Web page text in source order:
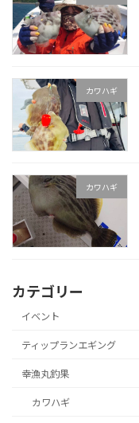
カワハギ
カワハギ
カテゴリー
イベント
ティップランエギング
幸漁丸釣果
カワハギ